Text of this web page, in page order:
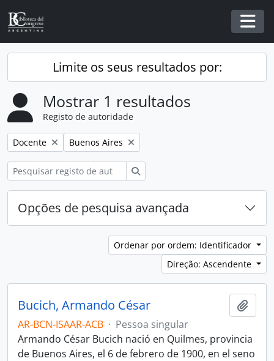
Skip to main content
Limite os seus resultados por:
Mostrar 1 resultados
Registo de autoridade
Remover filtro:
Docente Remover filtro:
Buenos Aires
Opções de pesquisa avançada
Ordenar por ordem: Identificador
Direção: Ascendente
Bucich, Armando César
AR-BCN-ISAAR-ACB · Pessoa singular
Armando César Bucich nació en Quilmes, provincia
de Buenos Aires, el 6 de febrero de 1900, en el seno